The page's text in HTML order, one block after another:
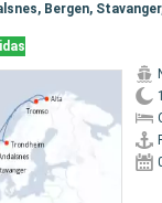
Bergen,